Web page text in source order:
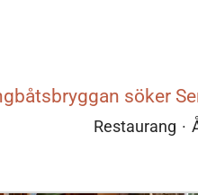
söker
Restaurang ·